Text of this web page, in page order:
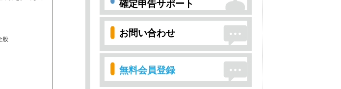
般
確定申告サポート
お問い合わせ
無料会員登録